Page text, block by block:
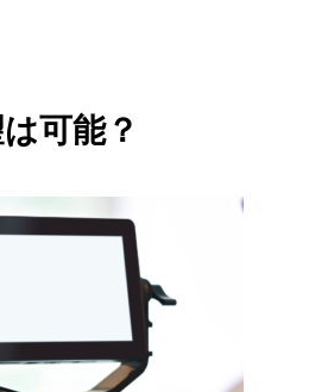
可能？